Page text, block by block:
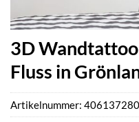
3D
Fluss in
Artikelnummer: